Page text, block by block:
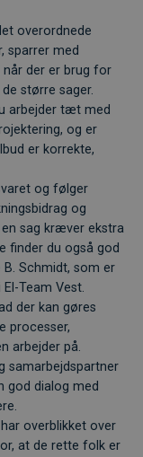
overordnede
sparrer med
når der er brug for
større sager.
arbejder tæt med
og er
er korrekte,
og følger
og
sag kræver ekstra
finder du også god
Schmidt, som er
Team Vest.
der kan gøres
processer,
arbejder på.
samarbejdspartner
god dialog med
overblikket over
at de rette folk er